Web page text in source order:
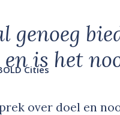
genoeg
is het
Cities
over doel en